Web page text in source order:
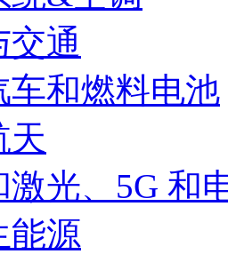
交通
车和燃料电池
天
激光、5G 和
能源